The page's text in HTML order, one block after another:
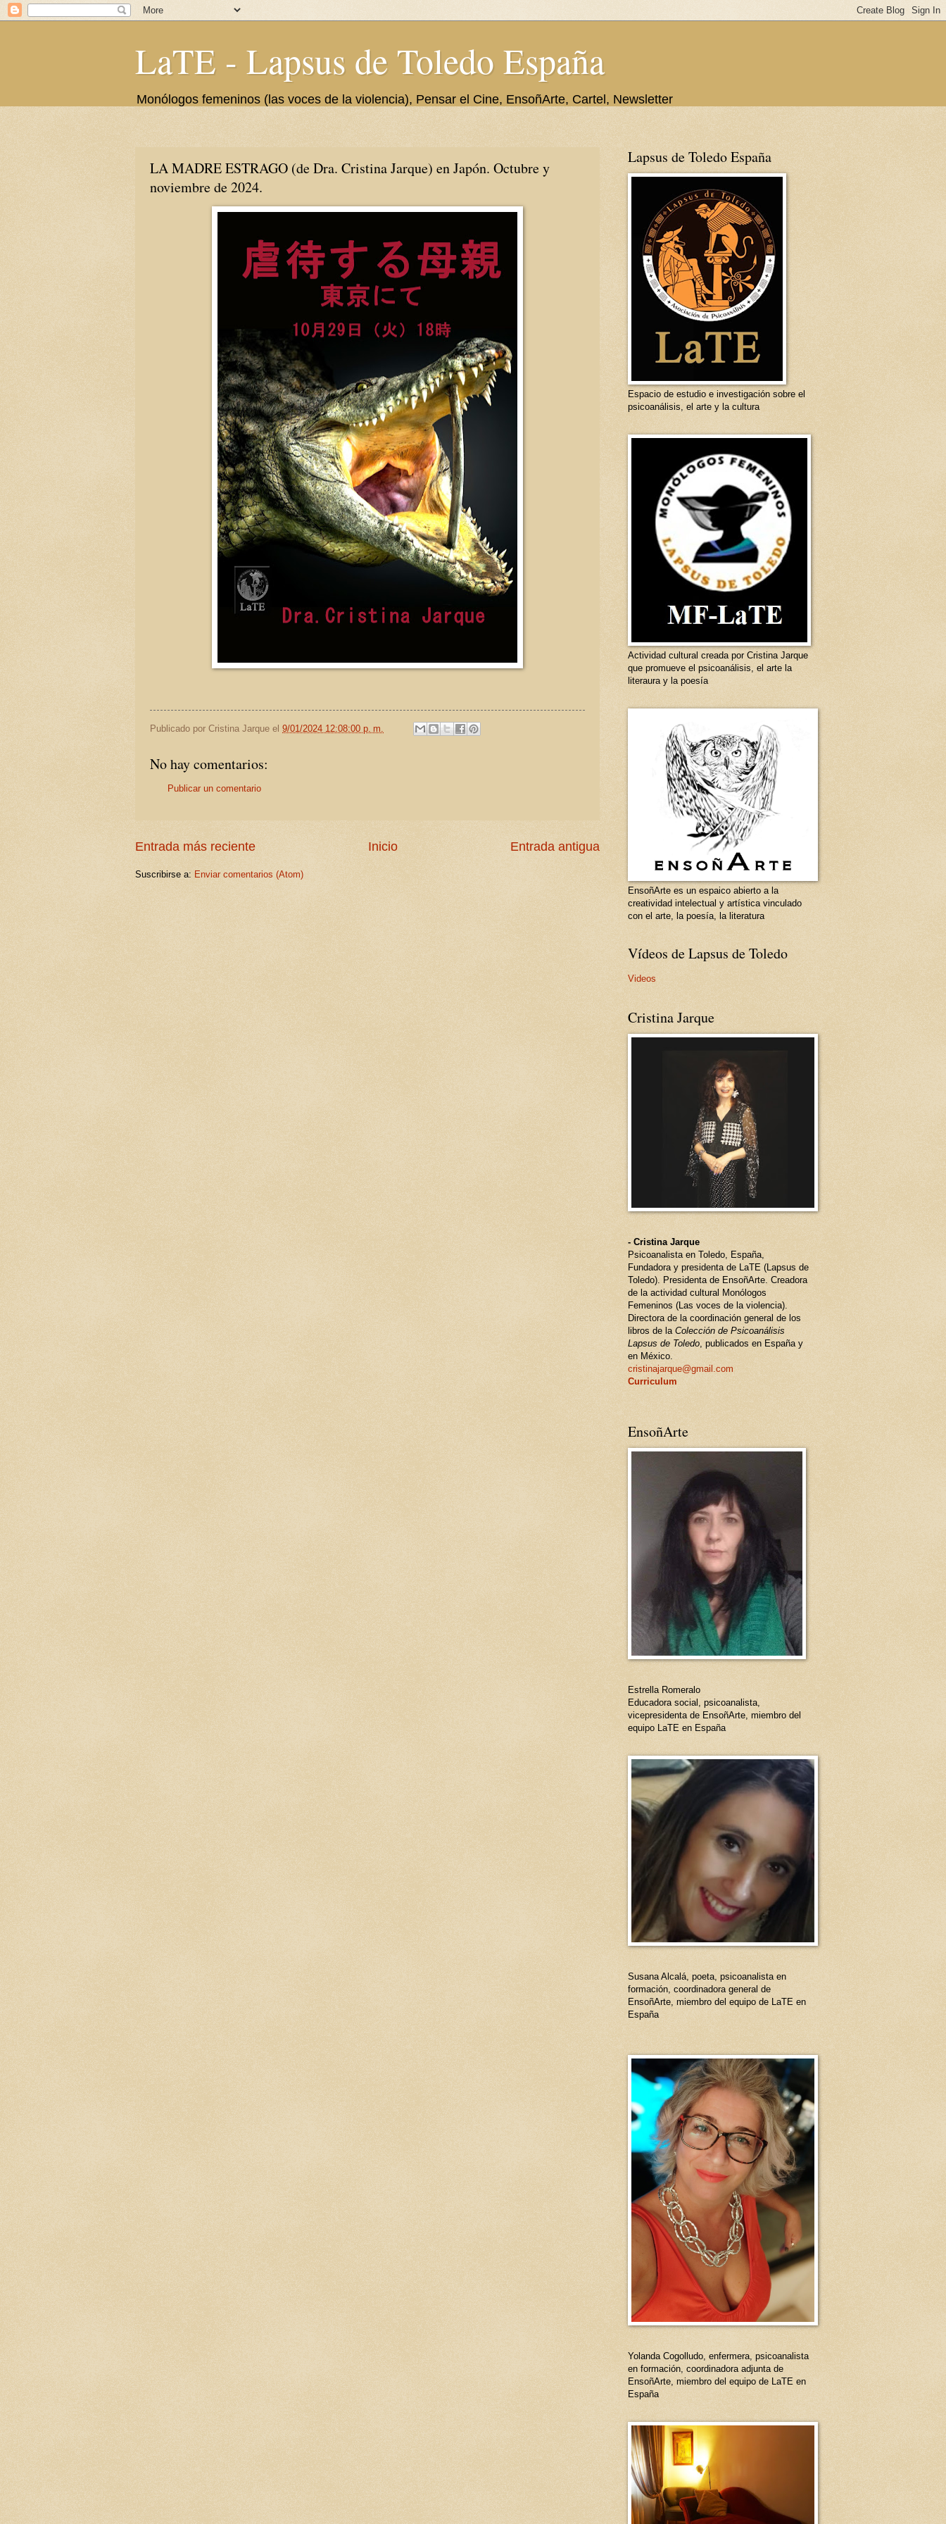
LaTE - Lapsus de Toledo España
Monólogos femeninos (las voces de la violencia), Pensar el Cine, EnsoñArte, Cartel, Newsletter
LA MADRE ESTRAGO (de Dra. Cristina Jarque) en Japón. Octubre y
noviembre de 2024.
Publicado por Cristina Jarque el 9/01/2024 12:08:00 p. m.
No hay comentarios:
Publicar un comentario
Entrada más reciente Entrada antigua
Inicio
Suscribirse a: Enviar comentarios (Atom)
Lapsus de Toledo España
Espacio de estudio e investigación sobre el
psicoanálisis, el arte y la cultura
Actividad cultural creada por Cristina Jarque
que promueve el psicoanálisis, el arte la
literaura y la poesía
EnsoñArte es un espaico abierto a la
creatividad intelectual y artística vinculado
con el arte, la poesía, la literatura
Vídeos de Lapsus de Toledo
Videos
Cristina Jarque
- Cristina Jarque
Psicoanalista en Toledo, España,
Fundadora y presidenta de LaTE (Lapsus de
Toledo). Presidenta de EnsoñArte. Creadora
de la actividad cultural Monólogos
Femeninos (Las voces de la violencia).
Directora de la coordinación general de los
libros de la Colección de Psicoanálisis
Lapsus de Toledo, publicados en España y
en México.
cristinajarque@gmail.com
Curriculum
EnsoñArte
Estrella Romeralo
Educadora social, psicoanalista,
vicepresidenta de EnsoñArte, miembro del
equipo LaTE en España
Susana Alcalá, poeta, psicoanalista en
formación, coordinadora general de
EnsoñArte, miembro del equipo de LaTE en
España
Yolanda Cogolludo, enfermera, psicoanalista
en formación, coordinadora adjunta de
EnsoñArte, miembro del equipo de LaTE en
España